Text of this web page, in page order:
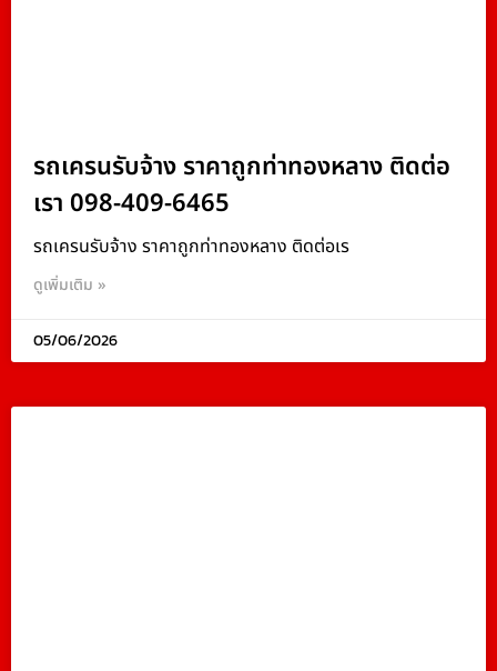
รถเครนรับจ้าง ราคาถูกท่าทองหลาง ติดต่อ
เรา 098-409-6465
รถเครนรับจ้าง ราคาถูกท่าทองหลาง ติดต่อเร
ดูเพิ่มเติม »
05/06/2026